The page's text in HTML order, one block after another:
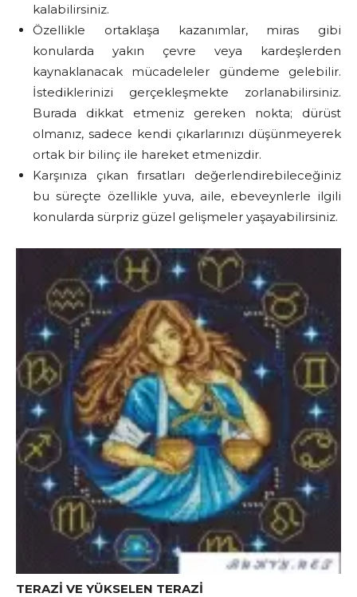
kalabilirsiniz.
Özellikle ortaklaşa kazanımlar, miras gibi
konularda yakın çevre veya kardeşlerden
kaynaklanacak mücadeleler gündeme gelebilir.
İstediklerinizi gerçekleşmekte zorlanabilirsiniz.
Burada dikkat etmeniz gereken nokta; dürüst
olmanız, sadece kendi çıkarlarınızı düşünmeyerek
ortak bir bilinç ile hareket etmenizdir.
Karşınıza çıkan fırsatları değerlendirebileceğiniz
bu süreçte özellikle yuva, aile, ebeveynlerle ilgili
konularda sürpriz güzel gelişmeler yaşayabilirsiniz.
TERAZİ VE YÜKSELEN TERAZİ